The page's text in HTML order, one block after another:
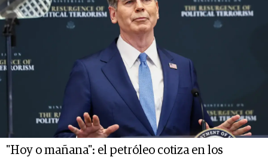
"Hoy o mañana": el petróleo cotiza en los